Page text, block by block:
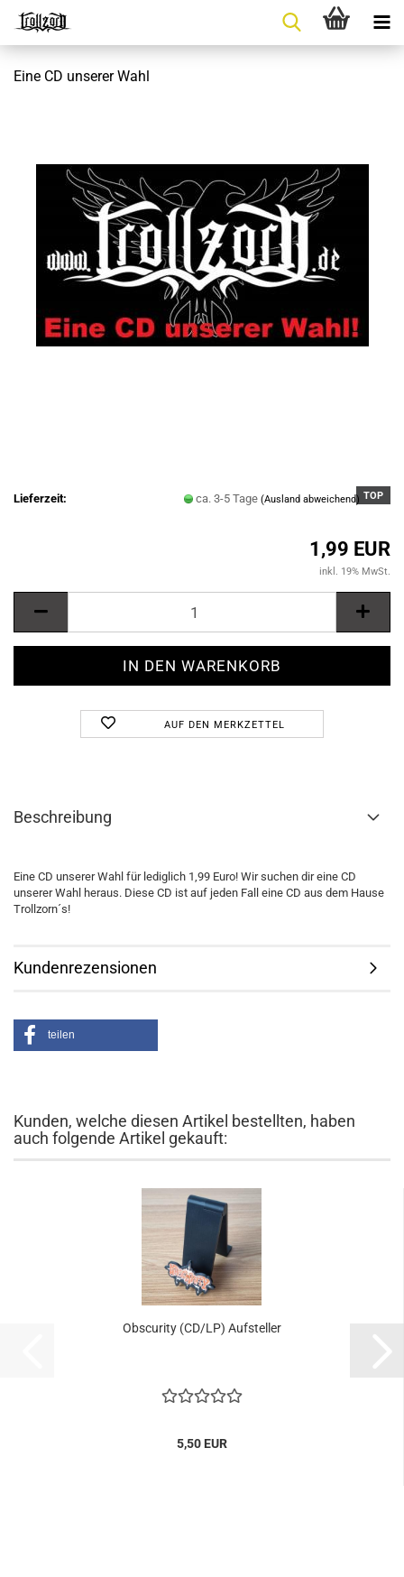
Eine CD unserer Wahl
TOP
Lieferzeit: ca. 3-5 Tage(Ausland abweichend)
1,99 EUR
inkl. 19% MwSt.
AUF DEN MERKZETTEL
Beschreibung
Eine CD unserer Wahl für lediglich 1,99 Euro! Wir suchen dir eine CD
unserer Wahl heraus. Diese CD ist auf jeden Fall eine CD aus dem Hause
Trollzorn´s!
Kundenrezensionen
teilen
Kunden, welche diesen Artikel bestellten, haben
auch folgende Artikel gekauft:
Obscurity (CD/LP) Aufsteller
5,50 EUR